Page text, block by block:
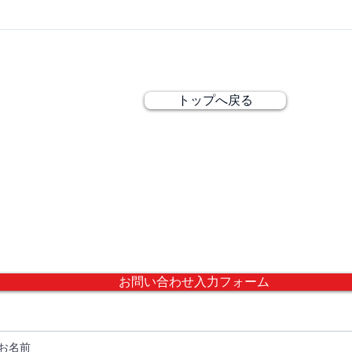
トップへ戻る
お問い合わせ入力フォーム